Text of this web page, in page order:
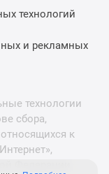
технологий
и рекламных
технологии
сбора,
к